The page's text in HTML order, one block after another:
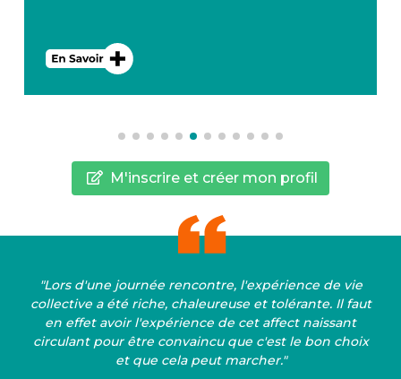
M'inscrire et créer mon profil
"Lors d'une journée rencontre, l'expérience de vie
collective a été riche, chaleureuse et tolérante. Il faut
en effet avoir l'expérience de cet affect naissant
circulant pour être convaincu que c'est le bon choix
et que cela peut marcher."